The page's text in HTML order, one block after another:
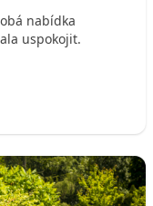
nabídka
uspokojit.